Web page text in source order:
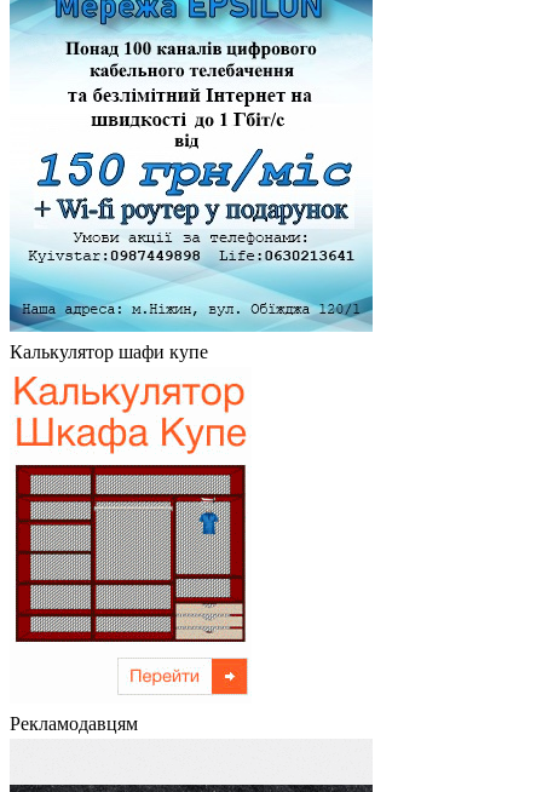
Калькулятор шафи купе
Рекламодавцям